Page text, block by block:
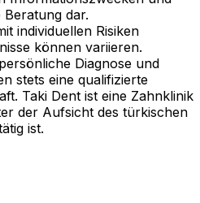
Beratung dar.
individuellen Risiken
können variieren.
Diagnose und
stets eine qualifizierte
Taki Dent ist eine Zahnklinik
der Aufsicht des türkischen
ist.